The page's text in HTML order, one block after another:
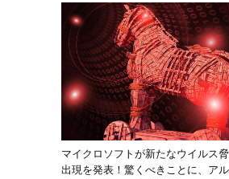
マイクロソフトが新たなウイルス
出現を発表！驚くべきことに、ア